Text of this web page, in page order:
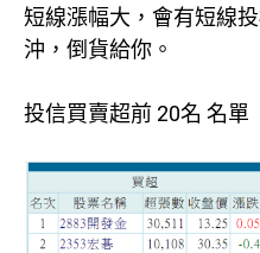
短線漲幅大，會有短線
沖，倒貨給你。
投信買賣超前 20名 名單